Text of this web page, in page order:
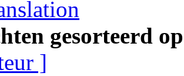
gesorteerd
]